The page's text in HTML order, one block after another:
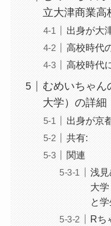
立大津商業高
出身が大
高校時代
高校時代
むめいちゃん
大学）の詳細
出身が京
共有:
関連
浅
大
と
Rち